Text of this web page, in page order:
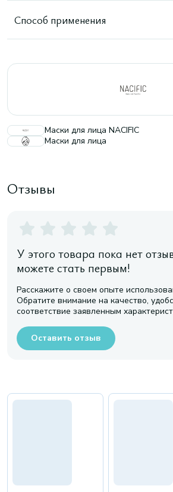
Способ применения
Маски для лица NACIFIC
Маски для лица
Отзывы
У этого товара пока нет
можете стать первым!
Расскажите о своем опыте
Обратите внимание на качество,
соответствие заявленным
Оставить отзыв